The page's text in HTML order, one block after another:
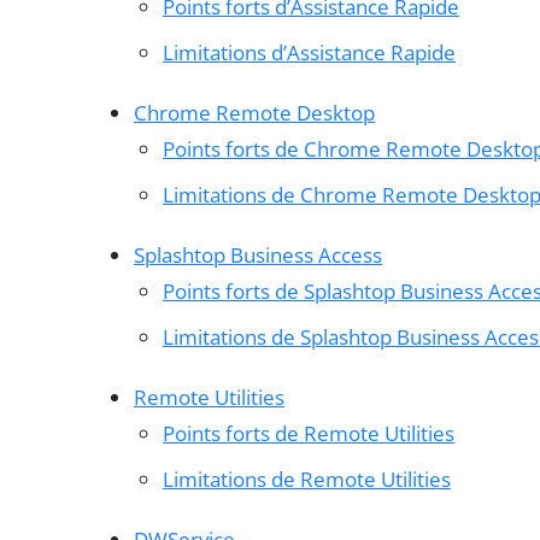
Points forts d’Assistance Rapide
Limitations d’Assistance Rapide
Chrome Remote Desktop
Points forts de Chrome Remote
Limitations de Chrome Remote Desktop
Splashtop Business Access
Points forts de Splashtop Business
Limitations de Splashtop Business
Remote Utilities
Points forts de Remote Utilities
Limitations de Remote Utilities